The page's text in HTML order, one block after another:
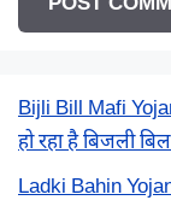
Bijli Bill Mafi
हो रहा है बिजली
Ladki Bahin